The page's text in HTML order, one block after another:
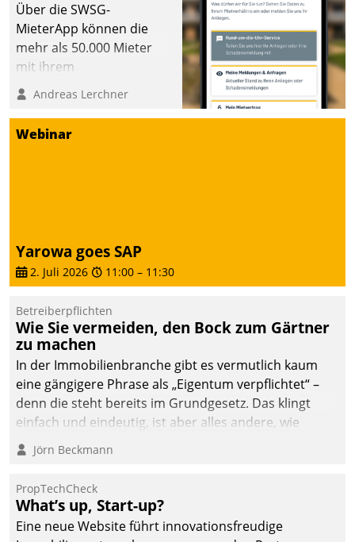
Über die SWSG-
MieterApp können die
mehr als 50.000 Mieter
mit ihrem
Wohnungsunternehmen
kommunizieren, auf dem
Laufenden bleiben, Daten
einsehen und ändern
Andreas Lerchner
Webinar
Yarowa goes SAP
2. Juli 2026 11:00 – 11:30
Betreiberpflichten
Wie Sie vermeiden, den Bock zum Gärtner
zu machen
In der Immobilienbranche gibt es vermutlich kaum
eine gängigere Phrase als „Eigentum verpflichtet“ –
denn die steht bereits im Grundgesetz. Das klingt
einfach und eindeutig, ist aber alles andere, wie
Branchenbeschäftigte wissen. Denn mit der
Verantwortung folgen Verpflichtungen.
Jörn Beckmann
PropTechCheck
What’s up, Start-up?
Eine neue Website führt innovationsfreudige